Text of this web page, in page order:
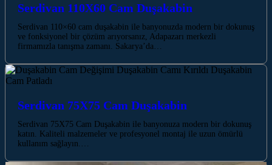
Serdivan 110X60 Cam Duşakabin
Serdivan 110×60 cam duşakabin ile banyonuzda modern bir dokunuş
ve fonksiyonel bir çözüm arıyorsanız, Adapazarı merkezli
firmamızla tanışma zamanı. Sakarya’da…
Serdivan 75X75 Cam Duşakabin
Serdivan 75X75 Cam Duşakabin ile banyonuza modern bir dokunuş
katın. Kaliteli malzemeler ve profesyonel montaj ile uzun ömürlü
kullanım sağlayın.…